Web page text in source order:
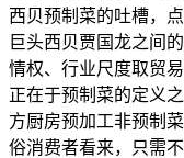
西贝预制菜的吐槽，
巨头西贝贾国龙之间
情权、行业尺度取贸
正在于预制菜的定义
方厨房预加工非预制
俗消费者看来，只需